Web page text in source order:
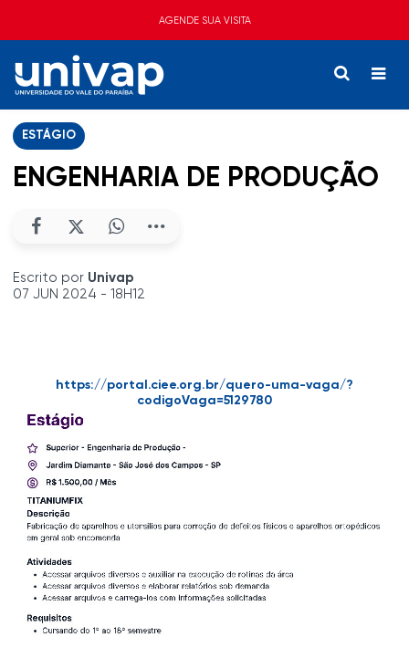
AGENDE SUA VISITA
ESTÁGIO
ENGENHARIA DE PRODUÇÃO
Escrito por Univap
07 JUN 2024 - 18H12
https://portal.ciee.org.br/quero-uma-vaga/?
codigoVaga=5129780